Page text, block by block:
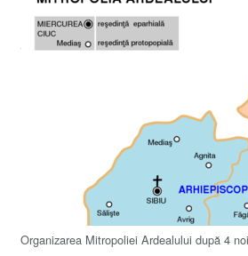
Organizarea Mitropoliei Ardealului după 4